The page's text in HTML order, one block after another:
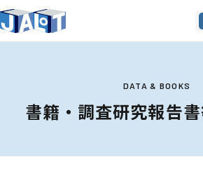
DATA & BOOKS
書籍・調査研究報告